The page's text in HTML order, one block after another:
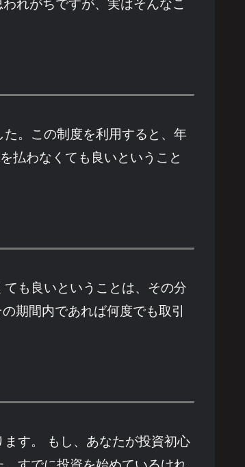
れがちですが、実はそんなこ
。この制度を利用すると、年
払わなくても良いということ
も良いということは、その分
期間内であれば何度でも取引
す。 もし、あなたが投資初心